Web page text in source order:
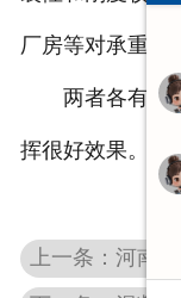
厂房等对承重和
两者各有特点
挥很好效果。